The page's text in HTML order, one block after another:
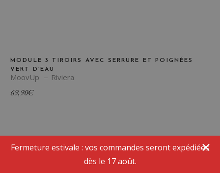
MODULE 3 TIROIRS AVEC SERRURE ET POIGNÉES
VERT D’EAU
MoovUp Riviera
69,90€
Fermeture estivale : vos commandes seront expédiées
dès le 17 août.